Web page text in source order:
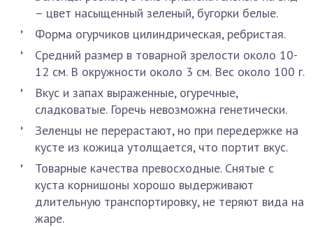
– цвет насыщенный зеленый, бугорки белые.
Форма огурчиков цилиндрическая, ребристая.
Средний размер в товарной зрелости около 10-
12 см. В окружности около 3 см. Вес около 100 г.
Вкус и запах выраженные, огуречные,
сладковатые. Горечь невозможна генетически.
Зеленцы не перерастают, но при передержке на
кусте из кожица утолщается, что портит вкус.
Товарные качества превосходные. Снятые с
куста корнишоны хорошо выдерживают
длительную транспортировку, не теряют вида на
жаре.